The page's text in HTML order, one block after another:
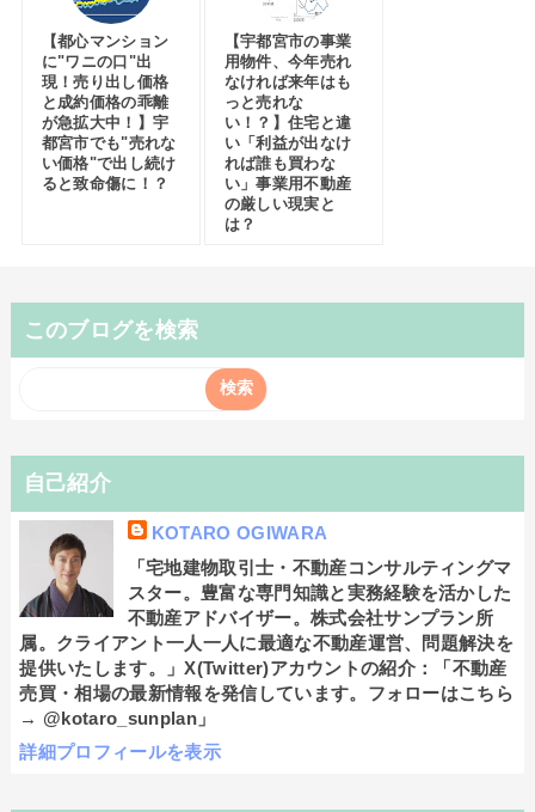
【都心マンション
に"ワニの口"出
現！売り出し価格
と成約価格の乖離
が急拡大中！】宇
都宮市でも"売れな
い価格"で出し続け
ると致命傷に！？
【宇都宮市の事業
用物件、今年売れ
なければ来年はも
っと売れな
い！？】住宅と違
い「利益が出なけ
れば誰も買わな
い」事業用不動産
の厳しい現実と
は？
このブログを検索
自己紹介
KOTARO OGIWARA
「宅地建物取引士・不動産コンサルティングマ
スター。豊富な専門知識と実務経験を活かした
不動産アドバイザー。株式会社サンプラン所
属。クライアント一人一人に最適な不動産運営、問題解決を
提供いたします。」X(Twitter)アカウントの紹介：「不動産
売買・相場の最新情報を発信しています。フォローはこちら
→ @kotaro_sunplan」
詳細プロフィールを表示